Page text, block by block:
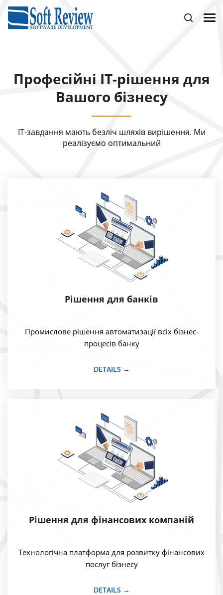
Професійні IT-рішення для
Вашого бізнесу
ІТ-завдання мають безліч шляхів вирішення. Ми
реалізуємо оптимальний
Рішення для банків
Промислове рішення автоматизації всіх бізнес-
процесів банку
DETAILS →
Рішення для фінансових компаній
Технологічна платформа для розвитку фінансових
послуг бізнесу
DETAILS →